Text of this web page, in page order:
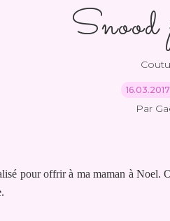
Snood
16.03.2017
Par
pour offrir à ma maman à Noel.